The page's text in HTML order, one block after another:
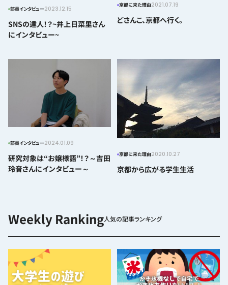
部員インタビュー2023.12.15
SNSの達人！？~井上日菜里さん
にインタビュー~
京都に来た理由2021.07.19
どさんこ、京都へ行く。
部員インタビュー2024.01.09
研究対象は“お嬢様語”！？～吉田
玲音さんにインタビュー～
京都に来た理由2020.10.27
京都から広がる学生生活
人気の記事ランキング